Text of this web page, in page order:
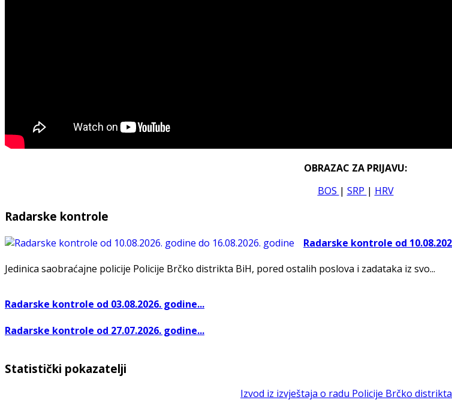
OBRAZAC ZA PRIJAVU:
BOS | SRP | HRV
Radarske kontrole
Radarske kontrole od
Jedinica saobraćajne policije Policije Brčko distrikta BiH, pored ostalih poslova i zadataka iz svo...
Radarske kontrole od 03.08.2026. godine...
Radarske kontrole od 27.07.2026. godine...
Statistički pokazatelji
Izvod iz izvještaja o radu Policije Brčko